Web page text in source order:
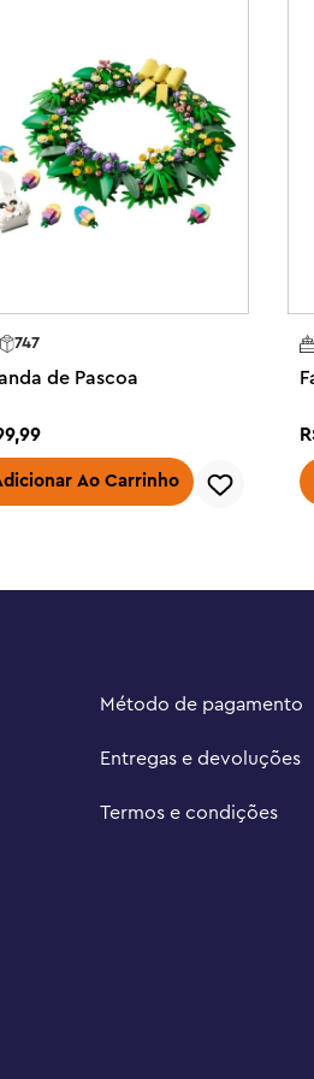
747
de Pascoa
,99
Ao Carrinho
Método de pagamento
Entregas e devoluções
Termos e condições